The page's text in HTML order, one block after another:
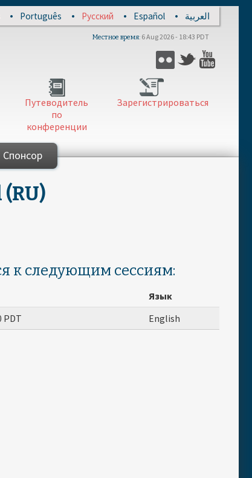
Português Русский Español العربية
Местное время 6 Aug 2026 - 18:43 PDT
Flickr Twitter
Зарегистрироваться
Путеводитель
по
конференции
Спонсор
к следующим сессиям:
Язык
PDT English